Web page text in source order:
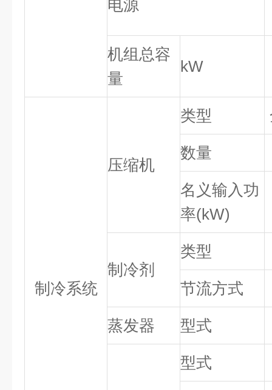
电源
机组总容
量
kW
制冷系统
压缩机
类型
数量
名义输入功
率(kW)
制冷剂
类型
节流方式
蒸发器 型式
型式